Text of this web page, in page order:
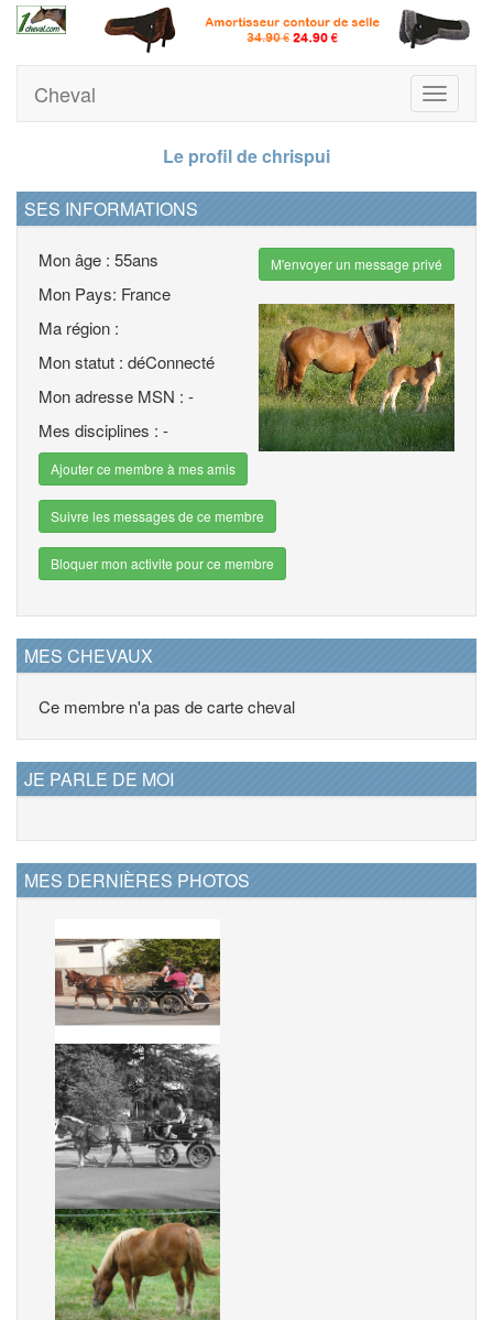
Toggle
Cheval
Le profil de chrispui
SES INFORMATIONS
Mon âge : 55ans
Mon Pays: France
Ma région :
Mon statut : déConnecté
Mon adresse MSN : -
Mes disciplines : -
Ajouter ce membre à mes amis
Suivre les messages de ce membre
Bloquer mon activite pour ce membre
M'envoyer un message privé
MES CHEVAUX
Ce membre n'a pas de carte cheval
JE PARLE DE MOI
MES DERNIÈRES PHOTOS